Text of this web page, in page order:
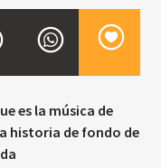
es la música de
historia de fondo de